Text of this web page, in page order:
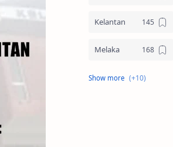
Kelantan
Melaka
Pahang